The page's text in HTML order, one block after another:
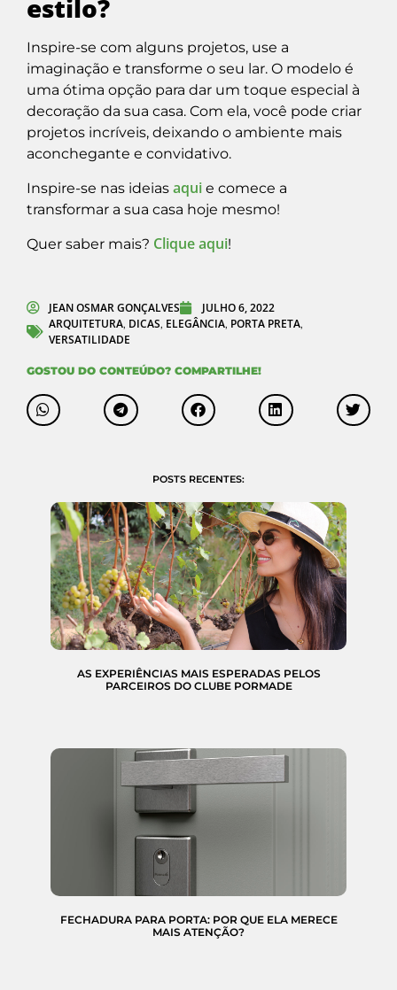
estilo?
Inspire-se com alguns projetos, use a
imaginação e transforme o seu lar. O modelo é
uma ótima opção para dar um toque especial à
decoração da sua casa. Com ela, você pode criar
projetos incríveis, deixando o ambiente mais
aconchegante e convidativo.
Inspire-se nas ideias aqui e comece a
transformar a sua casa hoje mesmo!
Quer saber mais? Clique aqui!
JEAN OSMAR GONÇALVES
JULHO 6, 2022
ARQUITETURA, DICAS, ELEGÂNCIA, PORTA PRETA,
VERSATILIDADE
GOSTOU DO CONTEÚDO? COMPARTILHE!
POSTS RECENTES:
AS EXPERIÊNCIAS MAIS ESPERADAS PELOS
PARCEIROS DO CLUBE PORMADE
FECHADURA PARA PORTA: POR QUE ELA MERECE
MAIS ATENÇÃO?